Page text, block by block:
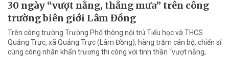
30 ngày “vượt nắng, thắng mưa” trên công
trường biên giới Lâm Đồng
Trên công trường Trường Phổ thông nội trú Tiểu học và THCS
Quảng Trực, xã Quảng Trực (Lâm Đồng), hàng trăm cán bộ, chiến sĩ
cùng công nhân khẩn trương thi công với tinh thần “vượt nắng,